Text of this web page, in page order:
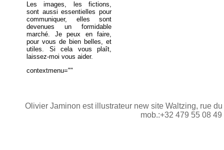
Les images, les fictions,
sont aussi essentielles pour
communiquer, elles sont
devenues un formidable
marché. Je peux en faire,
pour vous de bien belles, et
utiles. Si cela vous plaît,
laissez-moi vous aider.
contextmenu=""
Olivier Jaminon est illustrateur new site Waltzing, rue
mob.:+32 479 55 08